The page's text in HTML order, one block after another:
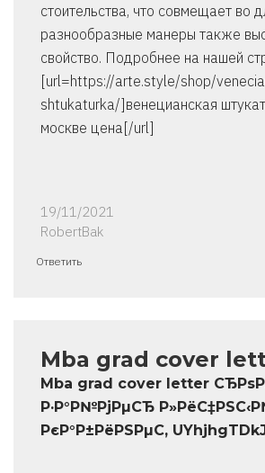
стоительства, что совмещает во
разнообразные манеры также
свойство. Подробнее на нашей
[url=https://arte.style/shop/
shtukaturka/]венецианская
москве цена[/url]
19/11/2021
RobertBak
Ответить
Mba grad cover
Mba grad cover letter
Р·Р°Р№РјРµСЂ
РєР°Р±РёРЅРµС‚